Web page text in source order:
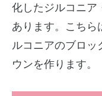
化したジルコニア
あります。こちら
ルコニアのブロッ
ウンを作ります。